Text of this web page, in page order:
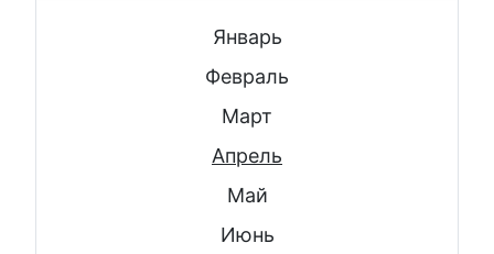
Январь
Февраль
Март
Апрель
Май
Июнь